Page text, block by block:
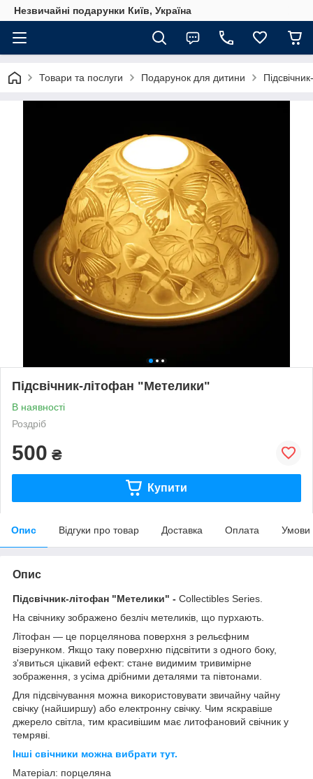
Незвичайні подарунки Київ, Україна
Товари та послуги Подарунок для дитини
Підсвічник-літофан "Метелики"
В наявності
Роздріб
500 ₴
Купити
Опис Відгуки про товар Доставка Оплата Умови
Опис
Підсвічник-літофан "Метелики" - Collectibles Series.
На свічнику зображено безліч метеликів, що пурхають.
Літофан — це порцелянова поверхня з рельєфним
візерунком. Якщо таку поверхню підсвітити з одного боку,
з'явиться цікавий ефект: стане видимим тривимірне
зображення, з усіма дрібними деталями та півтонами.
Для підсвічування можна використовувати звичайну чайну
свічку (найширшу) або електронну свічку. Чим яскравіше
джерело світла, тим красивішим має литофановий свічник у
темряві.
Інші свічники можна вибрати тут.
Матеріал: порцеляна